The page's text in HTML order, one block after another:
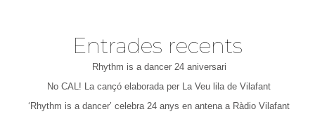
Entrades recents
Rhythm is a dancer 24 aniversari
No CAL! La cançó elaborada per La Veu lila de Vilafant
‘Rhythm is a dancer’ celebra 24 anys en antena a Ràdio Vilafant